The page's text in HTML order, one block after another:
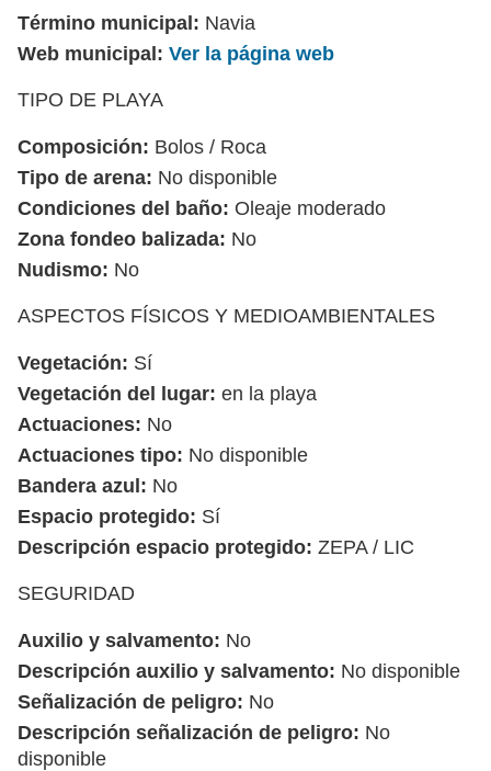
Término municipal: Navia
Web municipal: Ver la página web
TIPO DE PLAYA
Composición: Bolos / Roca
Tipo de arena: No disponible
Condiciones del baño: Oleaje moderado
Zona fondeo balizada: No
Nudismo: No
ASPECTOS FÍSICOS Y MEDIOAMBIENTALES
Vegetación: Sí
Vegetación del lugar: en la playa
Actuaciones: No
Actuaciones tipo: No disponible
Bandera azul: No
Espacio protegido: Sí
Descripción espacio protegido: ZEPA / LIC
SEGURIDAD
Auxilio y salvamento: No
Descripción auxilio y salvamento: No disponible
Señalización de peligro: No
Descripción señalización de peligro: No
disponible